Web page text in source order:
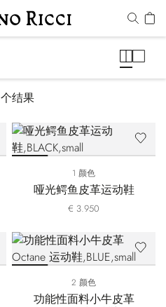
个结果
1 颜色
哑光鳄鱼皮革运动鞋
€ 3.950
2 颜色
功能性面料小牛皮革